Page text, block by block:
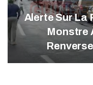
Alerte Sur La
Monstre